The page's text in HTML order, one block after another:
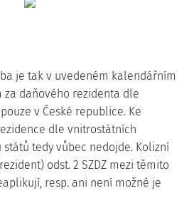
je tak v uvedeném kalendářním
za daňového rezidenta dle
v České republice. Ke
dle vnitrostátních
tedy vůbec nedojde. Kolizní
odst. 2 SZDZ mezi těmito
resp. ani není možné je